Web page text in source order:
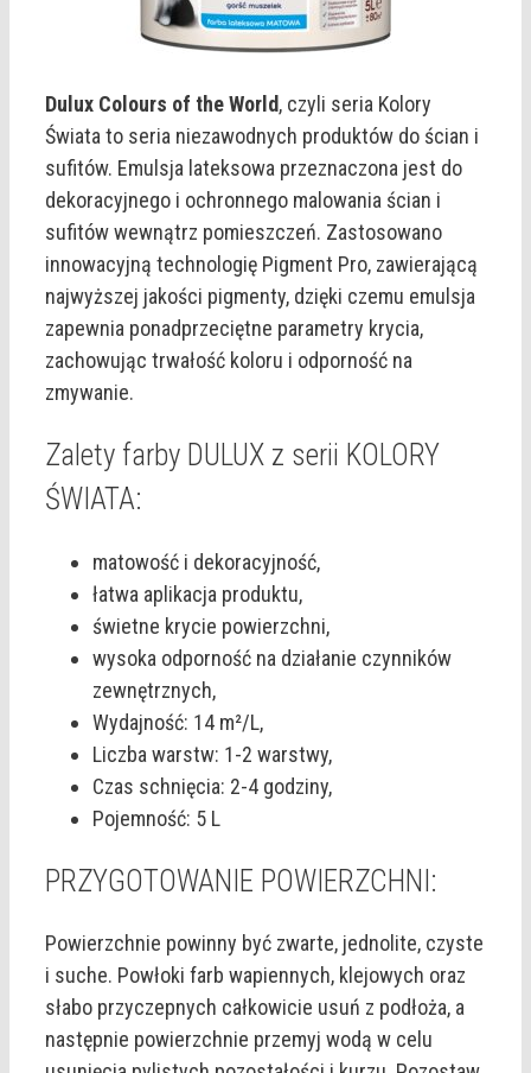
Dulux Colours of the World, czyli seria Kolory
Świata to seria niezawodnych produktów do ścian i
sufitów. Emulsja lateksowa przeznaczona jest do
dekoracyjnego i ochronnego malowania ścian i
sufitów wewnątrz pomieszczeń. Zastosowano
innowacyjną technologię Pigment Pro, zawierającą
najwyższej jakości pigmenty, dzięki czemu emulsja
zapewnia ponadprzeciętne parametry krycia,
zachowując trwałość koloru i odporność na
zmywanie.
Zalety farby DULUX z serii KOLORY
ŚWIATA:
matowość i dekoracyjność,
łatwa aplikacja produktu,
świetne krycie powierzchni,
wysoka odporność na działanie czynników
zewnętrznych,
Wydajność: 14 m²/L,
Liczba warstw: 1-2 warstwy,
Czas schnięcia: 2-4 godziny,
Pojemność: 5 L
PRZYGOTOWANIE POWIERZCHNI:
Powierzchnie powinny być zwarte, jednolite, czyste
i suche. Powłoki farb wapiennych, klejowych oraz
słabo przyczepnych całkowicie usuń z podłoża, a
następnie powierzchnie przemyj wodą w celu